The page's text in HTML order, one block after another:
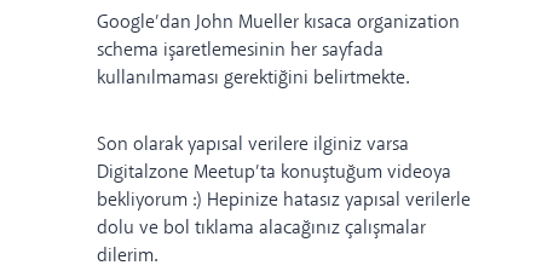
Google’dan John Mueller kısaca organization
schema işaretlemesinin her sayfada
kullanılmaması gerektiğini belirtmekte.
Son olarak yapısal verilere ilginiz varsa
Digitalzone Meetup’ta konuştuğumvideoya
bekliyorum :) Hepinize hatasız yapısal verilerle
dolu ve bol tıklama alacağınız çalışmalar
dilerim.